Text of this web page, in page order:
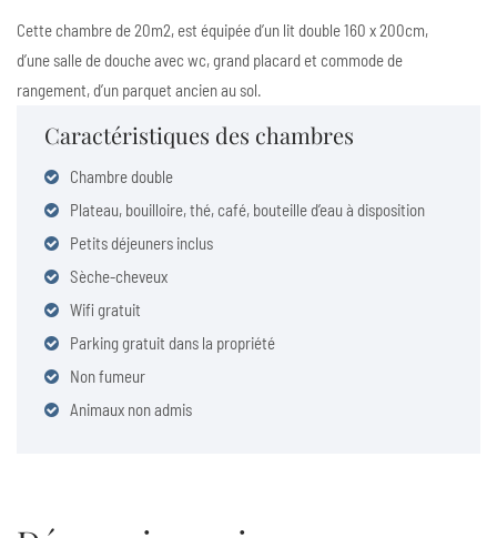
Cette chambre de 20m2, est équipée d’un lit double 160 x 200cm,
d’une salle de douche avec wc, grand placard et commode de
rangement, d’un parquet ancien au sol.
Caractéristiques des chambres
Chambre double
Plateau, bouilloire, thé, café, bouteille d’eau à disposition
Petits déjeuners inclus
Sèche-cheveux
Wifi gratuit
Parking gratuit dans la propriété
Non fumeur
Animaux non admis